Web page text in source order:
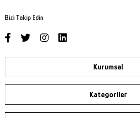
Bizi Takip Edin
Kurumsal
Kategoriler